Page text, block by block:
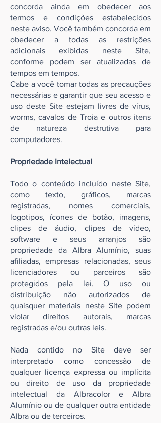
concorda ainda em obedecer aos
termos e condições estabelecidos
neste aviso. Você também concorda em
obedecer a todas as restrições
adicionais exibidas neste Site,
conforme podem ser atualizadas de
tempos em tempos.
Cabe a você tomar todas as precauções
necessárias e garantir que seu acesso e
uso deste Site estejam livres de vírus,
worms, cavalos de Troia e outros itens
de natureza destrutiva para
computadores.
Propriedade Intelectual
Todo o conteúdo incluído neste Site,
como texto, gráficos, marcas
registradas, nomes comerciais,
logotipos, ícones de botão, imagens,
clipes de áudio, clipes de vídeo,
software e seus arranjos são
propriedade da Albra Alumínio, suas
afiliadas, empresas relacionadas, seus
licenciadores ou parceiros são
protegidos pela lei. O uso ou
distribuição não autorizados de
quaisquer materiais neste Site podem
violar direitos autorais, marcas
registradas e/ou outras leis.
Nada contido no Site deve ser
interpretado como concessão de
qualquer licença expressa ou implícita
ou direito de uso da propriedade
intelectual da Albracolor e Albra
Alumínio ou de qualquer outra entidade
Albra ou de terceiros.